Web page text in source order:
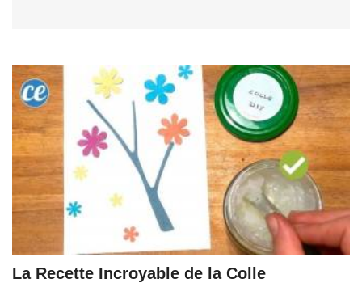
La Recette Incroyable de la Colle